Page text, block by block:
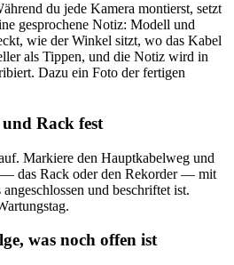
du jede Kamera montierst, setzt
gesprochene Notiz: Modell und
wie der Winkel sitzt, wo das Kabel
als Tippen, und die Notiz wird in
Dazu ein Foto der fertigen
Rack fest
Markiere den Hauptkabelweg und
— das Rack oder den Rekorder — mit
und beschriftet ist.
was noch offen ist